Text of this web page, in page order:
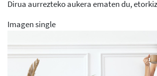
Dirua aurrezteko aukera ematen du,
Imagen single